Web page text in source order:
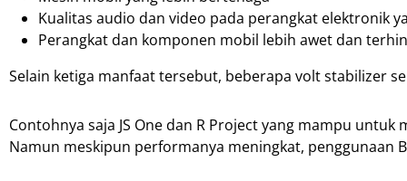
Kualitas audio dan video pada perangkat elektronik
Perangkat dan komponen mobil lebih awet dan
Selain ketiga manfaat tersebut, beberapa volt stabilizer
Contohnya saja JS One dan R Project yang mampu
Namun meskipun performanya meningkat, penggunaan